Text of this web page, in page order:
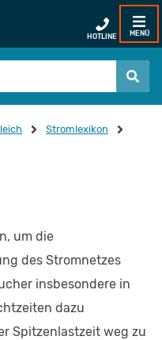
HOTLINE MENÜ
Stromlexikon
um die
des Stromnetzes
insbesondere in
dazu
Spitzenlastzeit weg zu